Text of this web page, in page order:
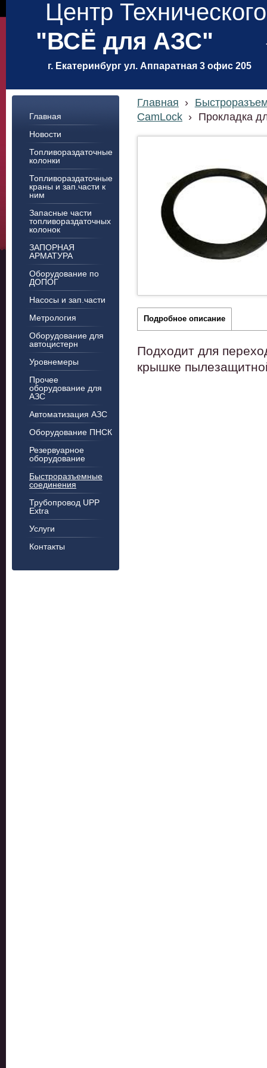
Центр
г. Екатеринбург ул. Аппаратная 3 офис 205
"ВСЁ для АЗС"
Главная
Новости
Топливораздаточные
колонки
Топливораздаточные
краны и зап.части к
ним
Запасные части
топливораздаточных
колонок
ЗАПОРНАЯ
АРМАТУРА
Оборудование по
ДОПОГ
Насосы и зап.части
Метрология
Оборудование для
автоцистерн
Уровнемеры
Прочее
оборудование для
АЗС
Автоматизация АЗС
Оборудование ПНСК
Резервуарное
оборудование
Быстроразъемные
соединения
Трубопровод UPP
Extra
Услуги
Контакты
Главная ›
CamLock › Прокладка
Подробное описание
Подходит для
крышке